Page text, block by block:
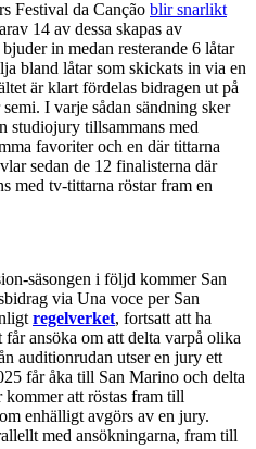
Festival da Canção blir snarlikt
14 av dessa skapas av
in medan resterande 6 låtar
bland låtar som skickats in via en
är klart fördelas bidragen ut på
I varje sådan sändning sker
studiojury tillsammans med
favoriter och en där tittarna
sedan de 12 finalisterna där
med tv-tittarna röstar fram en
säsongen i följd kommer San
via Una voce per San
regelverket, fortsatt att ha
ansöka om att delta varpå olika
auditionrudan utser en jury ett
får åka till San Marino och delta
kommer att röstas fram till
enhälligt avgörs av en jury.
med ansökningarna, fram till